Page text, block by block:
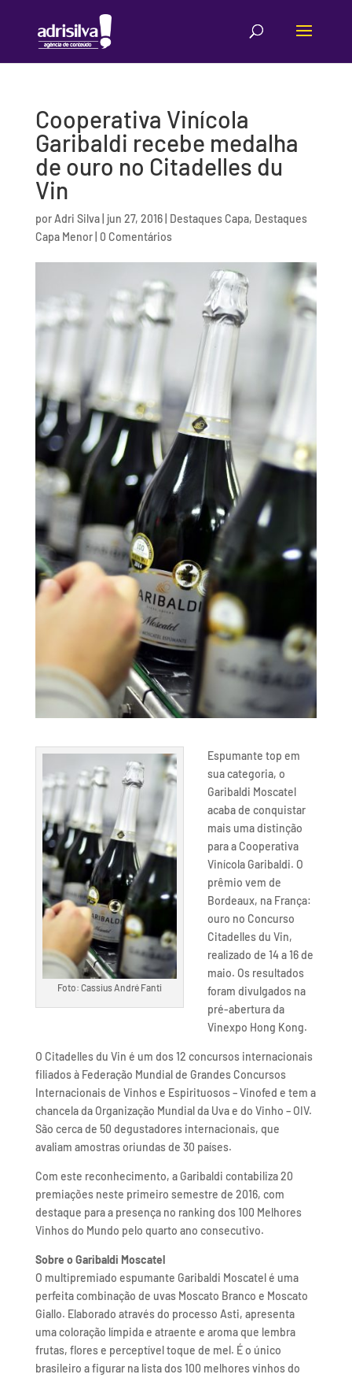
Cooperativa Vinícola
Garibaldi recebe medalha
de ouro no Citadelles du
Vin
porAdri Silva| jun 27, 2016| Destaques Capa, Destaques
Capa Menor| 0 Comentários
Foto: Cassius André Fanti
Espumante top em
sua categoria, o
Garibaldi Moscatel
acaba de conquistar
mais uma distinção
para a Cooperativa
Vinícola Garibaldi. O
prêmio vem de
Bordeaux, na França:
ouro no Concurso
Citadelles du Vin,
realizado de 14 a 16 de
maio. Os resultados
foram divulgados na
pré-abertura da
Vinexpo Hong Kong.
O Citadelles du Vin é um dos 12 concursos internacionais
filiados à Federação Mundial de Grandes Concursos
Internacionais de Vinhos e Espirituosos – Vinofed e tem a
chancela da Organização Mundial da Uva e do Vinho – OIV.
São cerca de 50 degustadores internacionais, que
avaliam amostras oriundas de 30 países.
Com este reconhecimento, a Garibaldi contabiliza 20
premiações neste primeiro semestre de 2016, com
destaque para a presença no ranking dos 100 Melhores
Vinhos do Mundo pelo quarto ano consecutivo.
Sobre o Garibaldi Moscatel
O multipremiado espumante Garibaldi Moscatel é uma
perfeita combinação de uvas Moscato Branco e Moscato
Giallo. Elaborado através do processo Asti, apresenta
uma coloração límpida e atraente e aroma que lembra
frutas, flores e perceptível toque de mel. É o único
brasileiro a figurar na lista dos 100 melhores vinhos do